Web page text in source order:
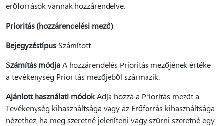
erőforrások vannak hozzárendelve.
Prioritás (hozzárendelési mező)
Bejegyzéstípus Számított
Számítás módjaA hozzárendelés Prioritás mezőjének értéke
a tevékenység Prioritás mezőjéből származik.
Ajánlott használati módokAdja hozzá a Prioritás mezőt a
Tevékenység kihasználtsága vagy az Erőforrás kihasználtsága
nézethez, ha meg szeretné jeleníteni vagy szűrni szeretné egy